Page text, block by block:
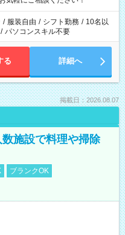
/ 服装自由 / シフト勤務 / 10名以
/ パソコンスキル不要
る 詳細へ
掲載日：2026.08.07
施設で料理や掃除
ブランクOK